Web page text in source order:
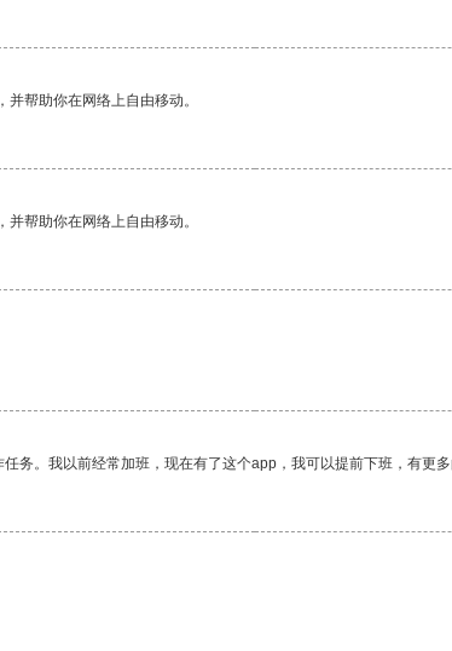
帮助你在网络上自由移动。
帮助你在网络上自由移动。
务。我以前经常加班，现在有了这个app，我可以提前下班，有更多